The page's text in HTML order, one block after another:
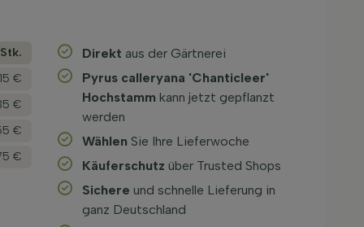
€
€
€
€
Direkt aus der Gärtnerei
Pyrus calleryana 'Chanticleer'
Hochstamm kann jetzt gepflanzt
werden
Wählen Sie Ihre Lieferwoche
Käuferschutz über Trusted Shops
Sichere und schnelle Lieferung in
ganz Deutschland